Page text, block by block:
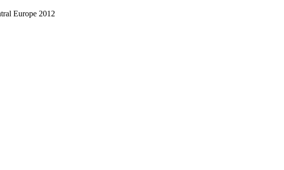
Europe 2012